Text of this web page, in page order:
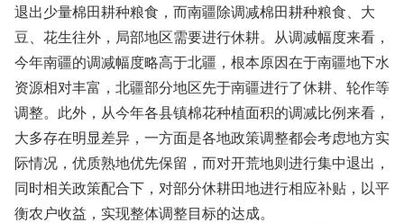
退出少量棉田耕种粮食，而南疆除调减棉田耕种粮食、大
豆、花生往外，局部地区需要进行休耕。从调减幅度来看，
今年南疆的调减幅度略高于北疆，根本原因在于南疆地下水
资源相对丰富，北疆部分地区先于南疆进行了休耕、轮作等
调整。此外，从今年各县镇棉花种植面积的调减比例来看，
大多存在明显差异，一方面是各地政策调整都会考虑地方实
际情况，优质熟地优先保留，而对开荒地则进行集中退出，
同时相关政策配合下，对部分休耕田地进行相应补贴，以平
衡农户收益，实现整体调整目标的达成。